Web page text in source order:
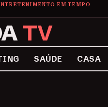
EM TEMPO
TV
SAÚDE CASA